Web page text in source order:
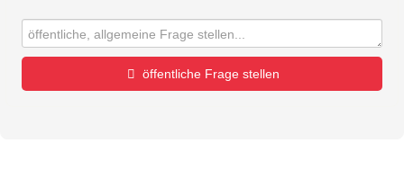
öffentliche Frage stellen